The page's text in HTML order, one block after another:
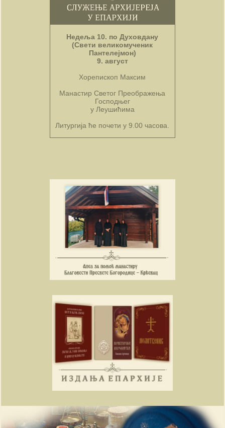
Недеља 10. по Духовдану
(Свети великомученик
Пантелејмон)
9. август
Хорепископ Максим
Манастир Светог Преображења
Господњег
у Леушићима
Литургија ће почети у 9.00 часова.